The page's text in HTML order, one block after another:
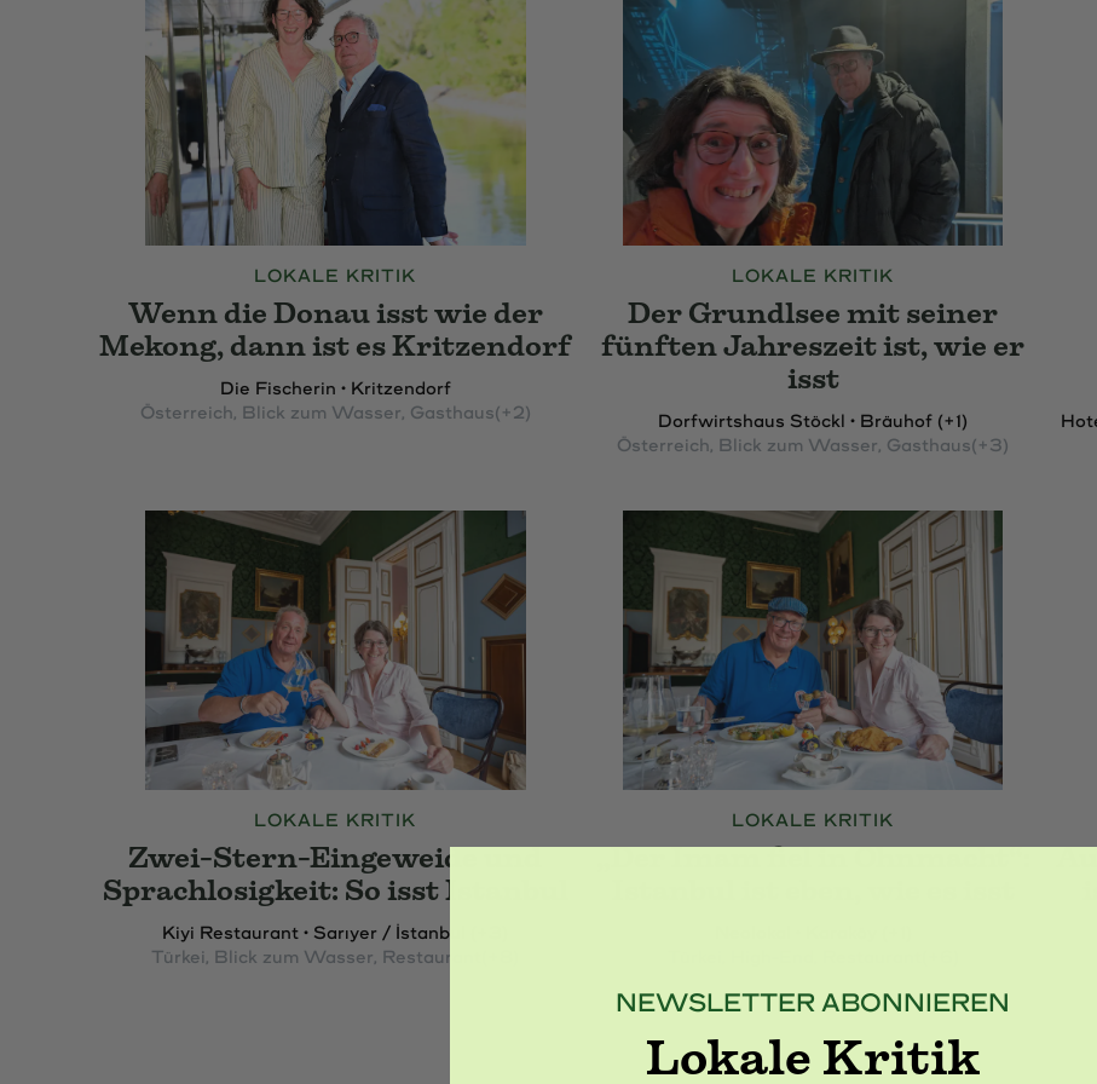
LOKALE KRITIK
Wenn die Donau isst wie der
Mekong, dann ist es Kritzendorf
Die Fischerin • Kritzendorf
Österreich, Blick zum Wasser, Gasthaus(+2)
LOKALE KRITIK
Der Grundlsee mit seiner
fünften Jahreszeit ist, wie er
isst
Dorfwirtshaus Stöckl • Bräuhof (+1)
Österreich, Blick zum Wasser, Gasthaus(+3)
LOKALE KRITIK
Zwei-Stern-Eingeweide und
Sprachlosigkeit: So isst Istanbul
Kiyi Restaurant • Sarıyer / İstanbul (+3)
Türkei, Blick zum Wasser, Restaurant
LOKALE KRITIK
„Der Imam fiel in Ohnmacht“:
NEWSLETTER ABONNIEREN
Lokale Kritik